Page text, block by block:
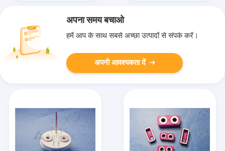
अपना समय बचाओ
हमें आप के साथ सबसे अच्छा उत्पादों से संपर्क करें।
अपनी आवश्यकता दें